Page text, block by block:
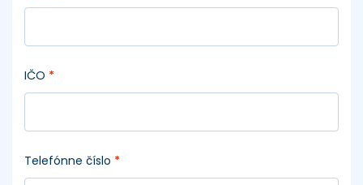
IČO *
Telefónne číslo *